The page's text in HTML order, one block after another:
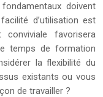
doivent
d’utilisation est
favorisera
temps de formation
la flexibilité du
existants ou vous
de travailler ?